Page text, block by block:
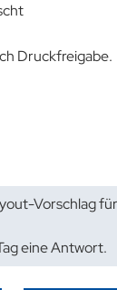
Druckfreigabe.
Vorschlag
eine Antwort.